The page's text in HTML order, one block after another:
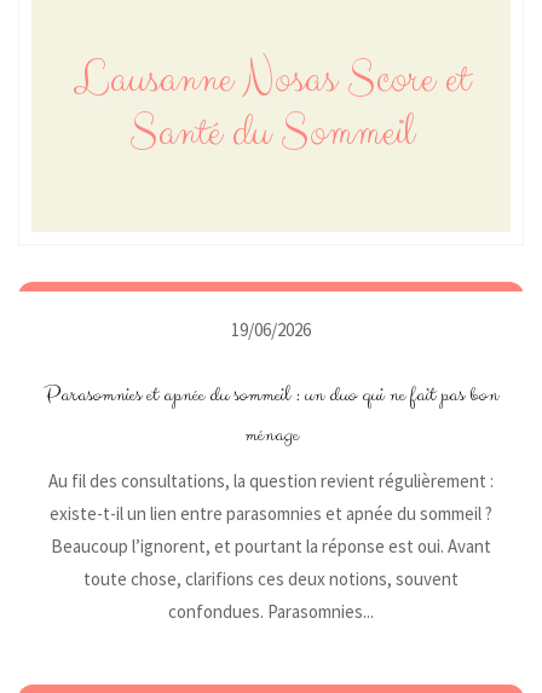
Lausanne Nosas Score et
Santé du Sommeil
19/06/2026
Parasomnies et apnée du sommeil : un duo qui ne fait pas bon
ménage
Au fil des consultations, la question revient régulièrement :
existe-t-il un lien entre parasomnies et apnée du sommeil ?
Beaucoup l’ignorent, et pourtant la réponse est oui. Avant
toute chose, clarifions ces deux notions, souvent
confondues. Parasomnies...